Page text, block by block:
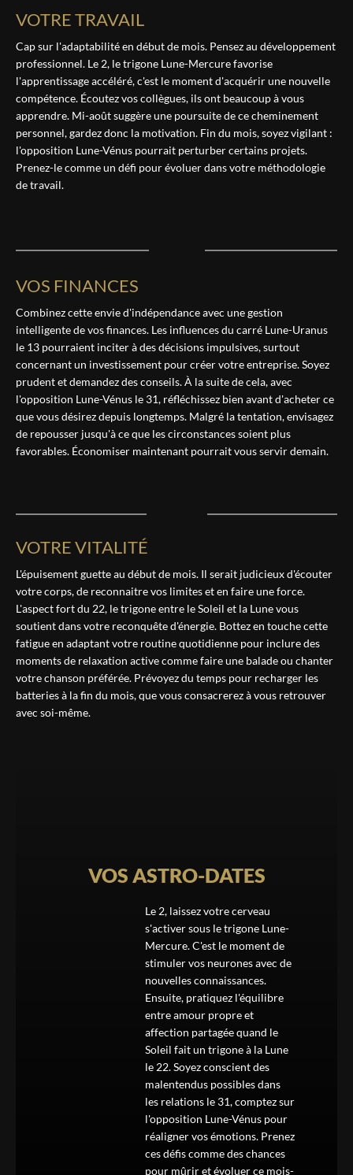
VOTRE TRAVAIL
Cap sur l'adaptabilité en début de mois. Pensez au développement
professionnel. Le 2, le trigone Lune-Mercure favorise
l'apprentissage accéléré, c'est le moment d'acquérir une nouvelle
compétence. Écoutez vos collègues, ils ont beaucoup à vous
apprendre. Mi-août suggère une poursuite de ce cheminement
personnel, gardez donc la motivation. Fin du mois, soyez vigilant :
l'opposition Lune-Vénus pourrait perturber certains projets.
Prenez-le comme un défi pour évoluer dans votre méthodologie
de travail.
VOS FINANCES
Combinez cette envie d'indépendance avec une gestion
intelligente de vos finances. Les influences du carré Lune-Uranus
le 13 pourraient inciter à des décisions impulsives, surtout
concernant un investissement pour créer votre entreprise. Soyez
prudent et demandez des conseils. À la suite de cela, avec
l'opposition Lune-Vénus le 31, réfléchissez bien avant d'acheter ce
que vous désirez depuis longtemps. Malgré la tentation, envisagez
de repousser jusqu'à ce que les circonstances soient plus
favorables. Économiser maintenant pourrait vous servir demain.
VOTRE VITALITÉ
L'épuisement guette au début de mois. Il serait judicieux d'écouter
votre corps, de reconnaitre vos limites et en faire une force.
L'aspect fort du 22, le trigone entre le Soleil et la Lune vous
soutient dans votre reconquête d'énergie. Bottez en touche cette
fatigue en adaptant votre routine quotidienne pour inclure des
moments de relaxation active comme faire une balade ou chanter
votre chanson préférée. Prévoyez du temps pour recharger les
batteries à la fin du mois, que vous consacrerez à vous retrouver
avec soi-même.
VOS ASTRO-DATES
Le 2, laissez votre cerveau
s'activer sous le trigone Lune-
Mercure. C'est le moment de
stimuler vos neurones avec de
nouvelles connaissances.
Ensuite, pratiquez l'équilibre
entre amour propre et
affection partagée quand le
Soleil fait un trigone à la Lune
le 22. Soyez conscient des
malentendus possibles dans
les relations le 31, comptez sur
l'opposition Lune-Vénus pour
réaligner vos émotions. Prenez
ces défis comme des chances
pour mûrir et évoluer ce mois-